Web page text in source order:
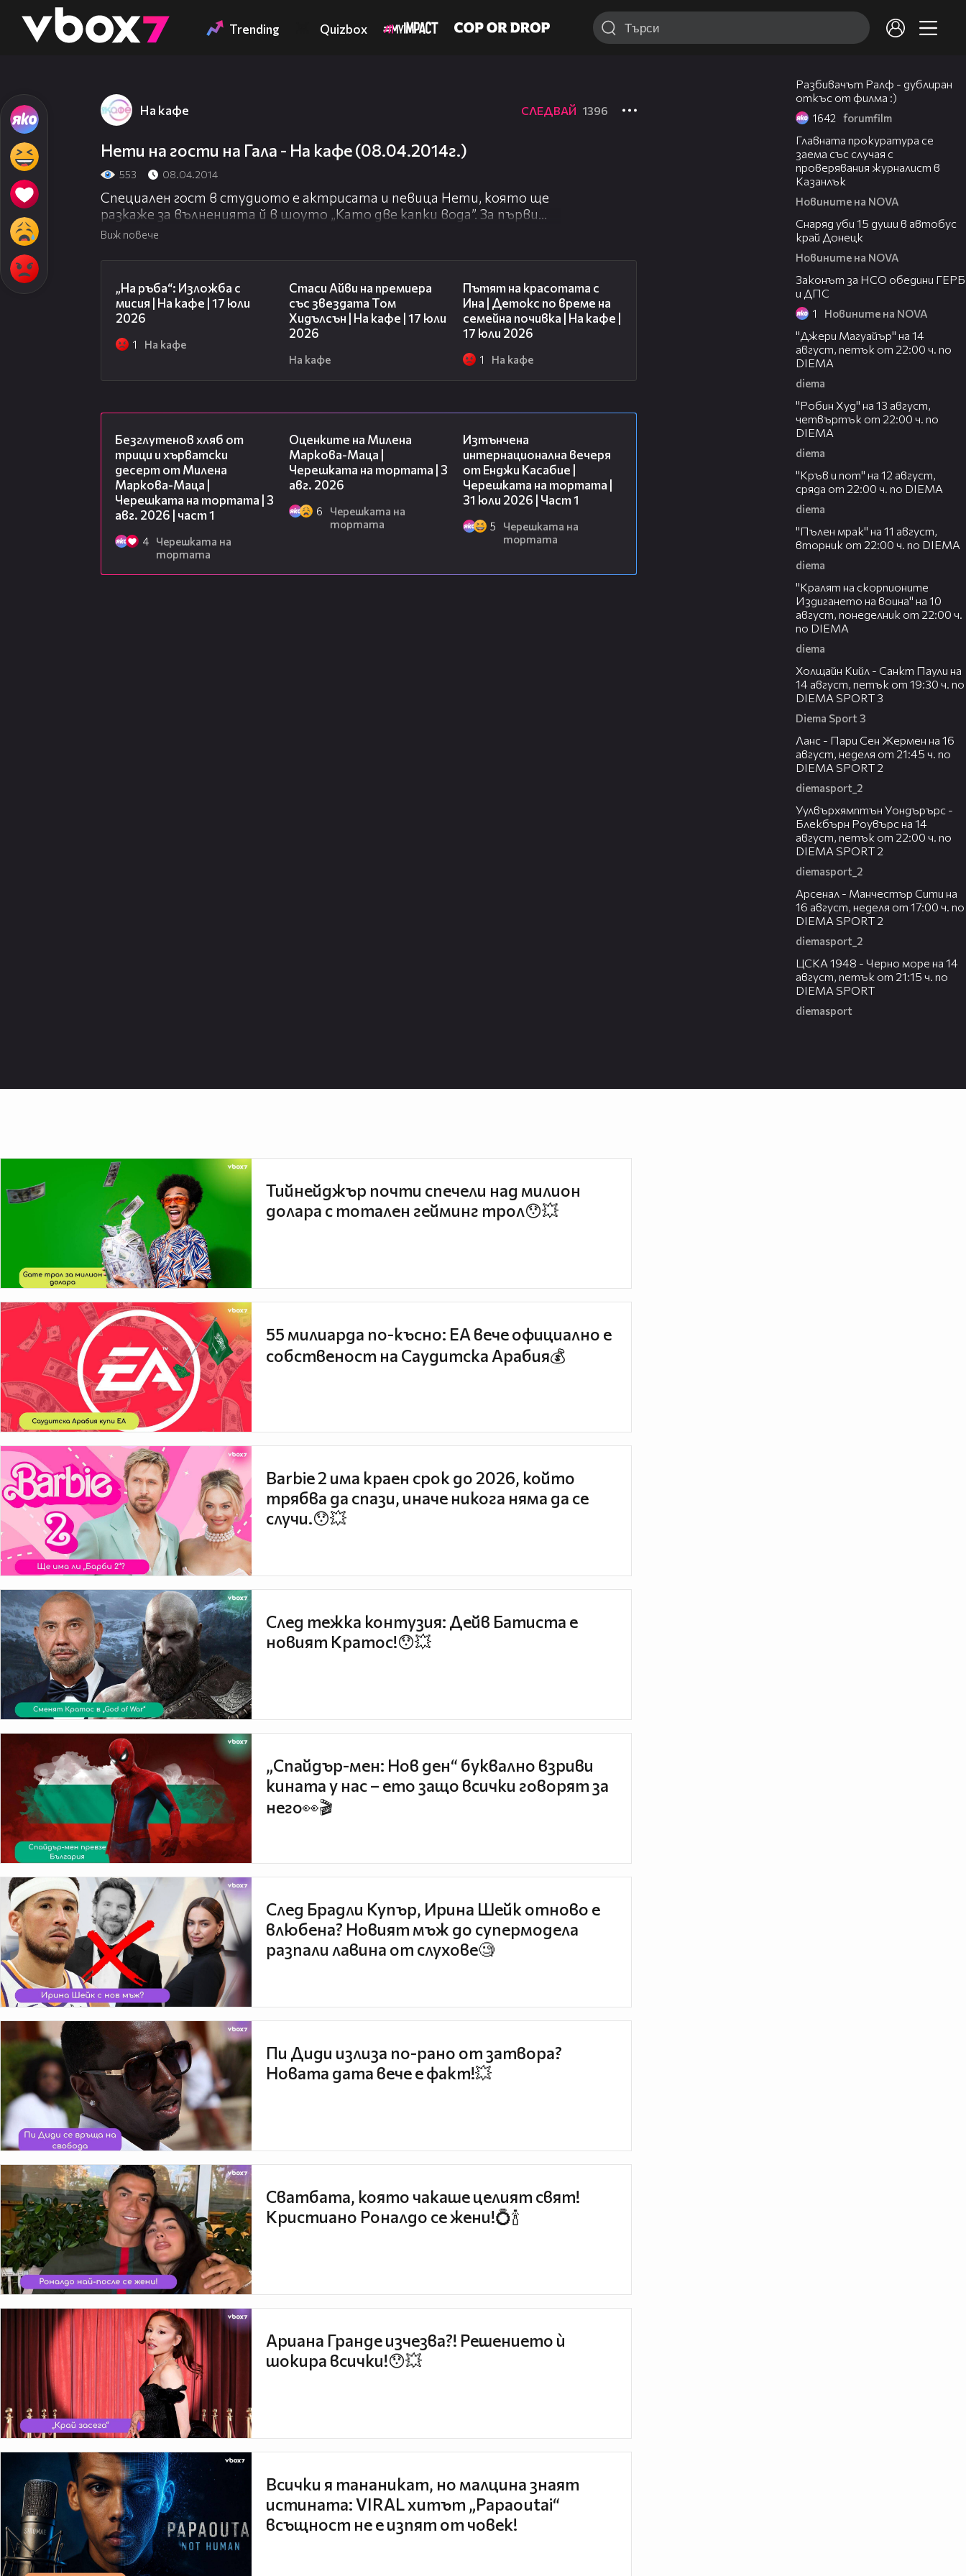
👾 Trending Quizbox
На кафе СЛЕДВАЙ 1396
Нети на гости на Гала - На кафе (08.04.2014г.)
553 08.04.2014
Специален гост в студиото е актрисата и певица Нети, която ще
разкаже за вълненията й в шоуто „Като две капки вода”. За първи
път тя ще разкрие за дълго планирана и отлагана досега операция -
Виж повече
„На ръба“: Изложба с
мисия | На кафе | 17 юли
2026
1 На кафе
Стаси Айви на премиера
със звездата Том
Хидълсън | На кафе | 17 юли
2026
На кафе
Пътят на красотата с
Ина | Детокс по време на
семейна почивка | На кафе |
17 юли 2026
1 На кафе
Безглутенов хляб от
трици и хърватски
десерт от Милена
Маркова-Маца |
Черешката на тортата | 3
авг. 2026 | част 1
4
Черешката на
тортата
Оценките на Милена
Маркова-Маца |
Черешката на тортата | 3
авг. 2026
6
Черешката на
тортата
Изтънчена
интернационална вечеря
от Енджи Касабие |
Черешката на тортата |
31 юли 2026 | Част 1
5
Черешката на
тортата
Разбивачът Ралф - дублиран
откъс от филма :)
1642 forumfilm
Главната прокуратура се
заема със случая с
проверявания журналист в
Казанлък
Новините на NOVA
Снаряд уби 15 души в автобус
край Донецк
Новините на NOVA
Законът за НСО обедини ГЕРБ
и ДПС
1 Новините на NOVA
"Джери Магуайър" на 14
август, петък от 22:00 ч. по
DIEMA
diema
"Робин Худ" на 13 август,
четвъртък от 22:00 ч. по
DIEMA
diema
"Кръв и пот" на 12 август,
сряда от 22:00 ч. по DIEMA
diema
"Пълен мрак" на 11 август,
вторник от 22:00 ч. по DIEMA
diema
"Кралят на скорпионите
Издигането на воина" на 10
август, понеделник от 22:00 ч.
по DIEMA
diema
Холщайн Кийл - Санкт Паули на
14 август, петък от 19:30 ч. по
DIEMA SPORT 3
Diema Sport 3
Ланс - Пари Сен Жермен на 16
август, неделя от 21:45 ч. по
DIEMA SPORT 2
diemasport_2
Уулвърхямптън Уондърърс -
Блекбърн Роувърс на 14
август, петък от 22:00 ч. по
DIEMA SPORT 2
diemasport_2
Арсенал - Манчестър Сити на
16 август, неделя от 17:00 ч. по
DIEMA SPORT 2
diemasport_2
ЦСКА 1948 - Черно море на 14
август, петък от 21:15 ч. по
DIEMA SPORT
diemasport
Тийнейджър почти спечели над милион
долара с тотален гейминг трол😯💥
55 милиарда по-късно: EA вече официално е
собственост на Саудитска Арабия💰
Barbie 2 има краен срок до 2026, който
трябва да спази, иначе никога няма да се
случи.😯💥
След тежка контузия: Дейв Батиста е
новият Кратос!😯💥
„Спайдър-мен: Нов ден“ буквално взриви
кината у нас – ето защо всички говорят за
него👀🎬
След Брадли Купър, Ирина Шейк отново е
влюбена? Новият мъж до супермодела
разпали лавина от слухове🧐
Пи Диди излиза по-рано от затвора?
Новата дата вече е факт!💥
Сватбата, която чакаше целият свят!
Кристиано Роналдо се жени!💍🍾
Ариана Гранде изчезва?! Решението ѝ
шокира всички!😯💥
Всички я тананикат, но малцина знаят
истината: VIRAL хитът „Papaoutai“
всъщност не е изпят от човек!